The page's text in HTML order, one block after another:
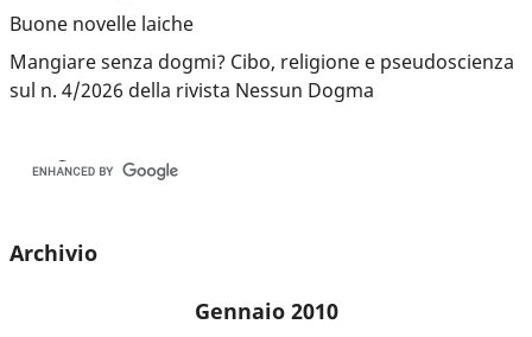
Buone novelle laiche
Mangiare senza dogmi? Cibo, religione e pseudoscienza
sul n. 4/2026 della rivista Nessun Dogma
Archivio
Gennaio 2010